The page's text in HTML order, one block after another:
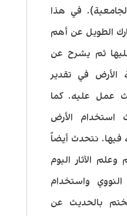
في هذا
الطويل عن أهم
ثم يشرح عن
الأرض في تقدير
عمل عليه. كما
استخدام الأرض
فيها. نتحدث أيضاً
الآثار اليوم
واستخدام
بالحديث عن